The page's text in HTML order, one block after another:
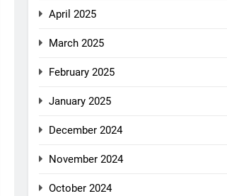
April 2025
March 2025
February 2025
January 2025
December 2024
November 2024
October 2024